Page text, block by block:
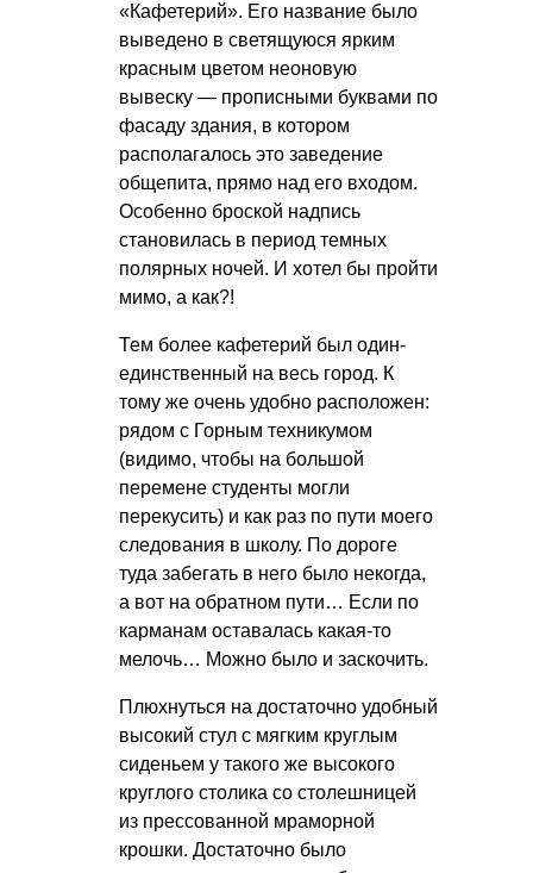
«Кафетерий». Его название было
выведено в светящуюся ярким
красным цветом неоновую
вывеску — прописными буквами по
фасаду здания, в котором
располагалось это заведение
общепита, прямо над его входом.
Особенно броской надпись
становилась в период темных
полярных ночей. И хотел бы пройти
мимо, а как?!
Тем более кафетерий был один-
единственный на весь город. К
тому же очень удобно расположен:
рядом с Горным техникумом
(видимо, чтобы на большой
перемене студенты могли
перекусить) и как раз по пути моего
следования в школу. По дороге
туда забегать в него было некогда,
а вот на обратном пути… Если по
карманам оставалась какая-то
мелочь… Можно было и заскочить.
Плюхнуться на достаточно удобный
высокий стул с мягким круглым
сиденьем у такого же высокого
круглого столика со столешницей
из прессованной мраморной
крошки. Достаточно было